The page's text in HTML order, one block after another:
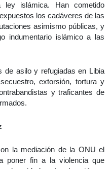
ley islámica. Han cometido
los cadáveres de las
asimismo públicas, y
indumentario islámico a las
de asilo y refugiadas en Libia
extorsión, tortura y
y traficantes de
la mediación de la ONU el
poner fin a la violencia que